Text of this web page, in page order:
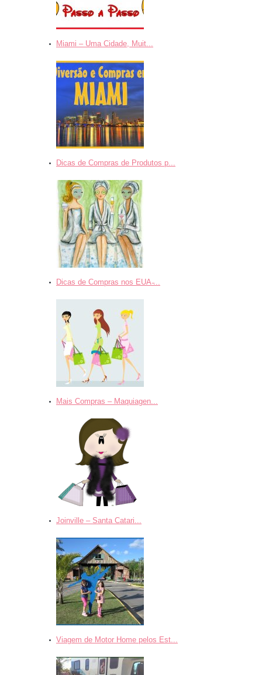
Miami – Uma Cidade, Muit...
Dicas de Compras de Produtos p...
Dicas de Compras nos EUA ̵...
Mais Compras – Maquiagen...
Joinville – Santa Catari...
Viagem de Motor Home pelos Est...